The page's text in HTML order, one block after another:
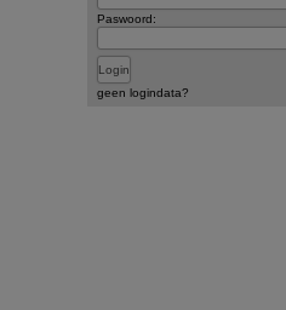
Paswoord:
geen logindata?